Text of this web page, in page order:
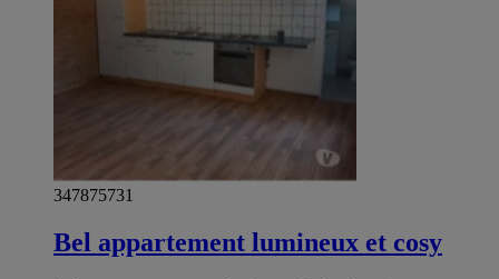
347875731
Bel appartement lumineux et cosy